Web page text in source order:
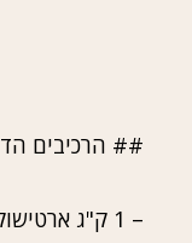
## הרכיבים
– 1 ק"ג ארטישוק ירושלמי, קלוף וחתוך לקוביות